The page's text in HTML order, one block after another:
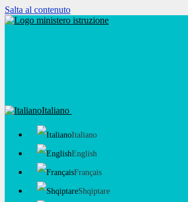
Salta al contenuto
Italiano
Italiano
English
Français
Shqiptare